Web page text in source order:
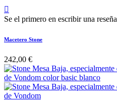

Se el primero en escribir una reseña
Macetero Stone
242,00 €